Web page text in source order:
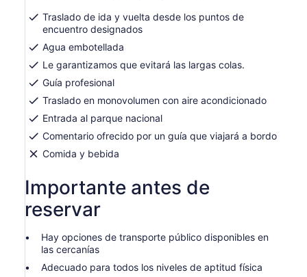
adulto
pestaña
Traslado de ida y vuelta desde los puntos de
encuentro designados
Agua embotellada
Le garantizamos que evitará las largas colas.
Guía profesional
Traslado en monovolumen con aire acondicionado
Entrada al parque nacional
Comentario ofrecido por un guía que viajará a bordo
Comida y bebida
Importante antes de
reservar
Hay opciones de transporte público disponibles en
las cercanías
Adecuado para todos los niveles de aptitud física